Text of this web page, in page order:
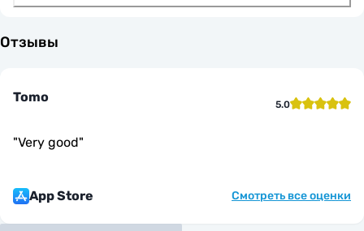
Отзывы
Tomo 5.0
"Very good"
App Store Смотреть все оценки